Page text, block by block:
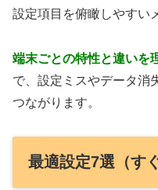
設定項目を俯瞰しやすい
端末ごとの特性と違いを
で、設定ミスやデータ消
つながります。
最適設定7選（す